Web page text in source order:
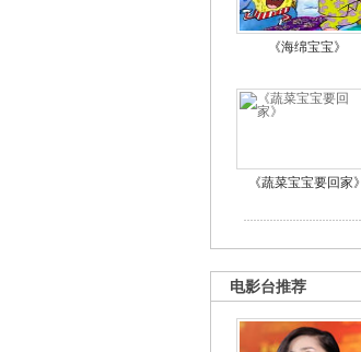
《海绵宝宝》
《蔬菜宝宝要回家》
电影台推荐